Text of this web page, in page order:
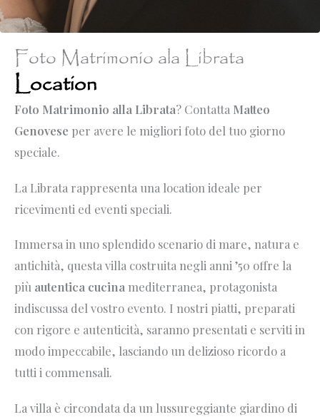
Foto Matrimonio ala Librata
Location
Foto Matrimonio alla Librata? Contatta Matteo
Genovese per avere le migliori foto del tuo giorno
speciale.
La Librata rappresenta una location ideale per
ricevimenti ed eventi speciali.
Immersa in uno splendido scenario di mare, natura e
antichità, questa villa costruita negli anni ’50 offre la
più autentica cucina mediterranea, protagonista
indiscussa del vostro evento. I nostri piatti, preparati
con rigore e autenticità, saranno presentati e serviti in
modo impeccabile, lasciando un delizioso ricordo a
tutti i commensali.
La villa è circondata da un lussureggiante giardino di